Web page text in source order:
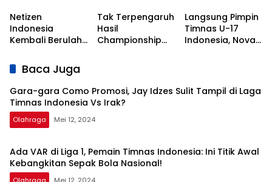
Timnas
Indonesia Vs
Irak?
Kebangkitan
Sepak Bola
Nasional!
Netizen
Indonesia
Kembali Berulah,
Asal Korea
Selatan
Tak Terpengaruh
Hasil
Championship
Kontrak Bojan
Hodak
Langsung Pimpin
Timnas U-17
Indonesia, Nova
yong
Baca Juga
Gara-gara Como Promosi, Jay Idzes Sulit Tampil di Laga
Timnas Indonesia Vs Irak?
Olahraga Mei 12, 2024
Ada VAR di Liga 1, Pemain Timnas Indonesia: Ini Titik Awal
Kebangkitan Sepak Bola Nasional!